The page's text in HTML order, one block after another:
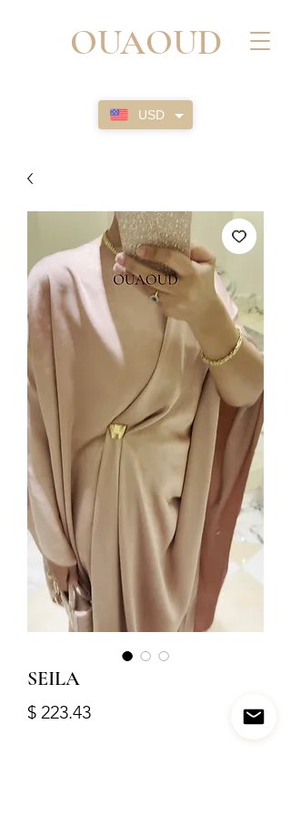
USD
OUAOUD
SEILA
$ 223.43Price